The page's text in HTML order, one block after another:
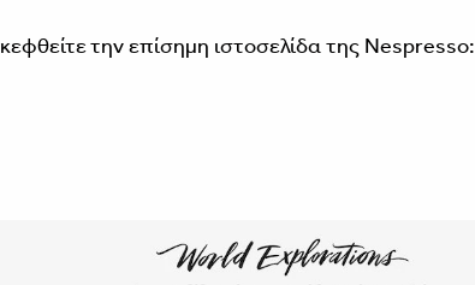
την επίσηµη ιστοσελίδα της Nespresso: